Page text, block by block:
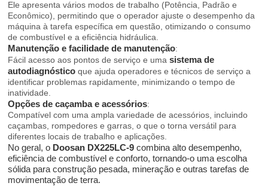
Ele apresenta vários modos de trabalho (Potência, Padrão e
Econômico), permitindo que o operador ajuste o desempenho da
máquina à tarefa específica em questão, otimizando o consumo
de combustível e a eficiência hidráulica.
Manutenção e facilidade de manutenção:
Fácil acesso aos pontos de serviço e umasistema de
autodiagnóstico que ajuda operadores e técnicos de serviço a
identificar problemas rapidamente, minimizando o tempo de
inatividade.
Opções de caçamba e acessórios:
Compatível com uma ampla variedade de acessórios, incluindo
caçambas, rompedores e garras, o que o torna versátil para
diferentes locais de trabalho e aplicações.
No geral, o Doosan DX225LC-9 combina alto desempenho,
eficiência de combustível e conforto, tornando-o uma escolha
sólida para construção pesada, mineração e outras tarefas de
movimentação de terra.